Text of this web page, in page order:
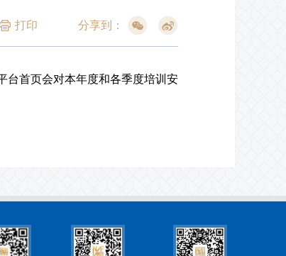
打印 分享到：
首页会对本年度和各季度培训安